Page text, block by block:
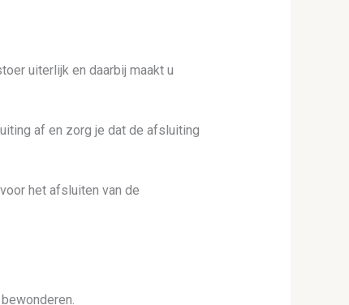
uiterlijk en daarbij maakt u
af en zorg je dat de afsluiting
het afsluiten van de